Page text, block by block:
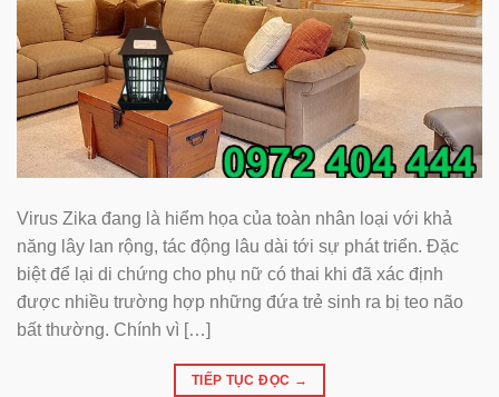
Virus Zika đang là hiểm họa của toàn nhân loại với khả
năng lây lan rộng, tác động lâu dài tới sự phát triển. Đặc
biệt để lại di chứng cho phụ nữ có thai khi đã xác định
được nhiều trường hợp những đứa trẻ sinh ra bị teo não
bất thường. Chính vì […]
TIẾP TỤC ĐỌC →